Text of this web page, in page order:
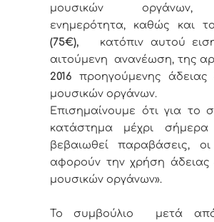
μουσικών οργάνων,
ενημερότητα, καθώς και
(75€), κατόπιν αυτού
αιτούμενη ανανέωση, της
2016 προηγούμενης άδειας
μουσικών οργάνων.
Επισημαίνουμε ότι για το
κατάστημα μέχρι
βεβαιωθεί παραβάσεις,
αφορούν την χρήση άδειας
μουσικών οργάνων».
Το συμβούλιο μετά από